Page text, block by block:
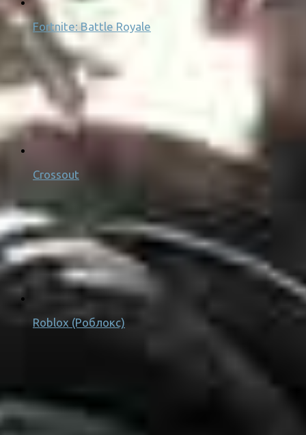
Fortnite: Battle Royale
Crossout
Roblox (Роблокс)